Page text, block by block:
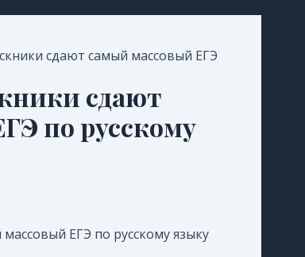
сдают самый массовый ЕГЭ
сдают
по русскому
ЕГЭ по русскому языку